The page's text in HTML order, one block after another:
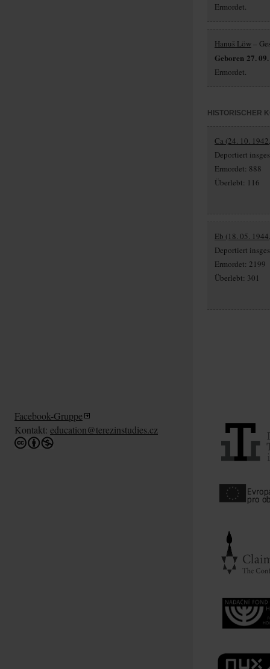
Ermordet.
Hanuš Löw–
Geboren 27.
Ermordet.
HISTORISCHER
Ca (24. 10.
Deportiert
Ermordet: 888
Überlebt: 116
Eb (18. 05.
Deportiert
Ermordet: 2199
Überlebt: 301
Facebook-Gruppe
Kontakt: education@terezinstudies.cz